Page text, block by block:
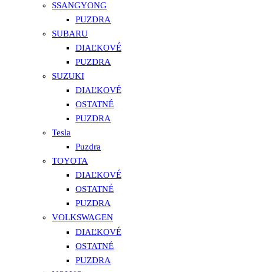
SSANGYONG
PUZDRA
SUBARU
DIAĽKOVÉ
PUZDRA
SUZUKI
DIAĽKOVÉ
OSTATNÉ
PUZDRA
Tesla
Puzdra
TOYOTA
DIAĽKOVÉ
OSTATNÉ
PUZDRA
VOLKSWAGEN
DIAĽKOVÉ
OSTATNÉ
PUZDRA